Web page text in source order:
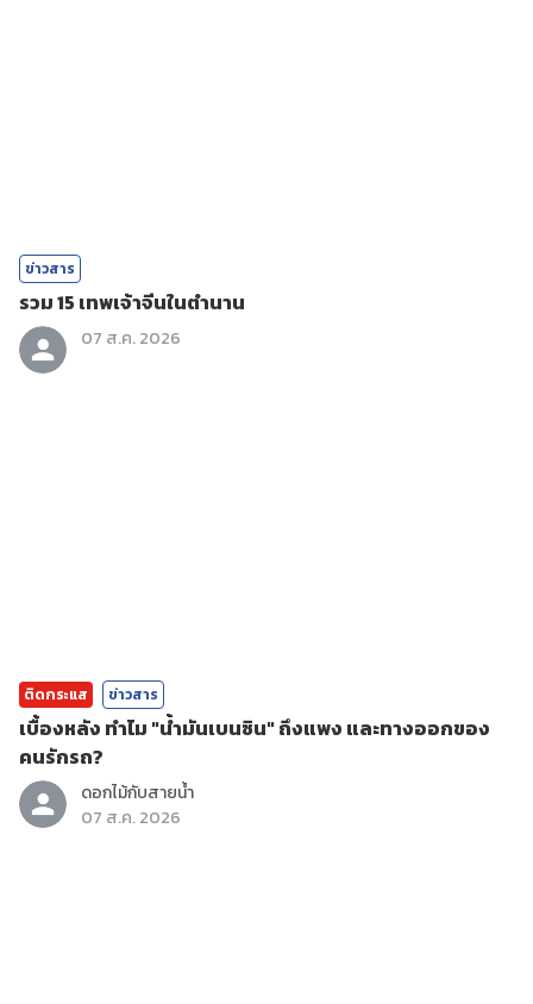
ข่าวสาร
รวม 15 เทพเจ้าจีนในตำนาน
07 ส.ค. 2026
ติดกระแส ข่าวสาร
เบื้องหลัง ทำไม "น้ำมันเบนซิน" ถึงแพง และทางออกของ
คนรักรถ?
ดอกไม้กับสายน้ำ
07 ส.ค. 2026